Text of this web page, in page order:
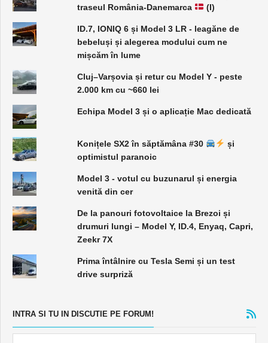
traseul România-Danemarca
(I)
ID.7, IONIQ 6 și Model 3 LR - leagăne de
bebeluși și alegerea modului cum ne
mișcăm în lume
Cluj–Varșovia și retur cu Model Y - peste
2.000 km cu ~660 lei
Echipa Model 3 și o aplicație Mac dedicată
Konițele SX2 în săptămâna #30
și
optimistul paranoic
Model 3 - votul cu buzunarul și energia
venită din cer
De la panouri fotovoltaice la Brezoi și
drumuri lungi – Model Y, ID.4, Enyaq, Capri,
Zeekr 7X
Prima întâlnire cu Tesla Semi și un test
drive surpriză
INTRA SI TU IN DISCUTIE PE FORUM!